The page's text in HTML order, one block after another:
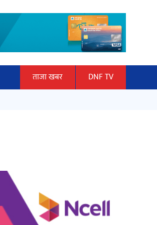
ताजा खबर DNF TV
हलमा छैन ‘गौँथली’को टिकट